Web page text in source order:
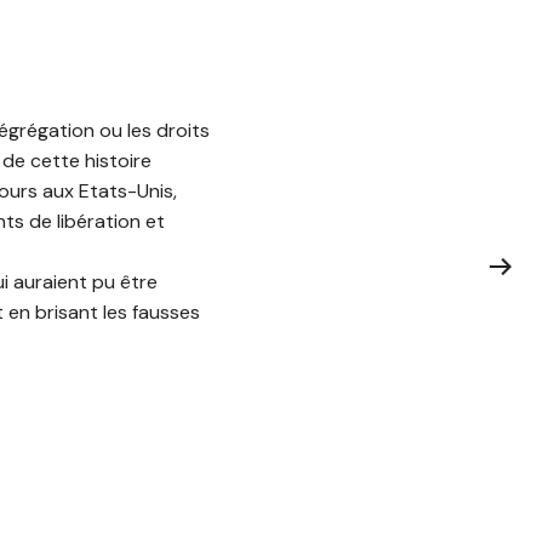
ou les droits
de cette histoire
aux Etats-Unis,
de libération et
auraient pu être
en brisant les fausses